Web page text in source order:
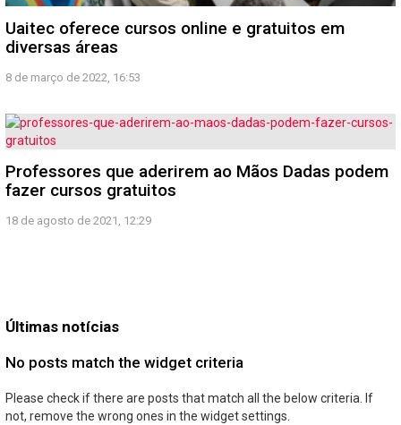
Uaitec oferece cursos online e gratuitos em
diversas áreas
8 de março de 2022, 16:53
Professores que aderirem ao Mãos Dadas podem
fazer cursos gratuitos
18 de agosto de 2021, 12:29
Últimas notícias
No posts match the widget criteria
Please check if there are posts that match all the below criteria. If
not, remove the wrong ones in the widget settings.